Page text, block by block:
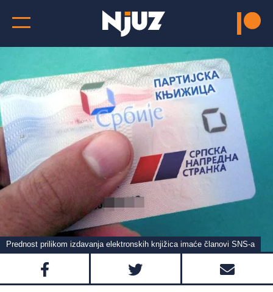
Prednost prilikom izdavanja elektronskih knjižica imaće članovi SNS-a